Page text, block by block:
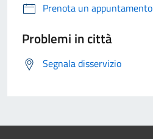
Prenota un appuntamento
Problemi in città
Segnala disservizio